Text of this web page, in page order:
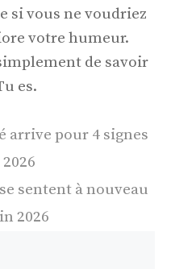
si vous ne voudriez
votre humeur.
de savoir
es.
arrive pour 4 signes
sentent à nouveau
2026